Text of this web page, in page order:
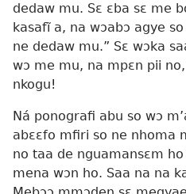
dedaw mu. Sɛ ɛba sɛ me
kasafĩ a, na wɔabɔ agye
ne dedaw mu.” Sɛ wɔka
wɔ me mu, na mpɛn pii
nkogu!
Ná ponografi abu so wɔ
abɛɛfo mfiri so ne nhoma
no taa de nguamansɛm
mena wɔn ho. Saa na na